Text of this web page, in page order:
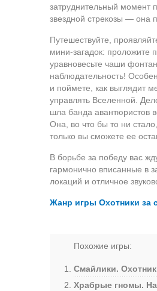
затруднительный момент
звездной стрекозы — она
Путешествуйте,
мини-загадок: проложите
уравновесьте чаши
наблюдательность!
и поймете, как выглядит
управлять Вселенной.
шла банда авантюристов
Она, во что бы то ни
только вы сможете ее
В борьбе за победу вас
гармонично вписанные в
локаций и отличное
Жанр игры Охотники за
Похожие игры:
Смайлики.
Храбрые гномы.